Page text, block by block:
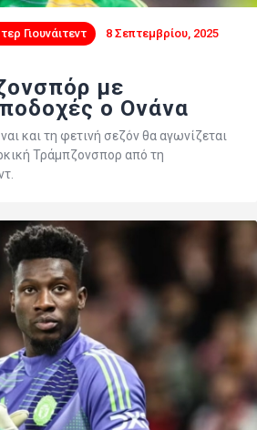
Γιουνάιτεντ
8 Σεπτεμβρίου, 2025
με
ο Ονάνα
και τη φετινή σεζόν θα αγωνίζεται
Τράμπζονσπορ από τη